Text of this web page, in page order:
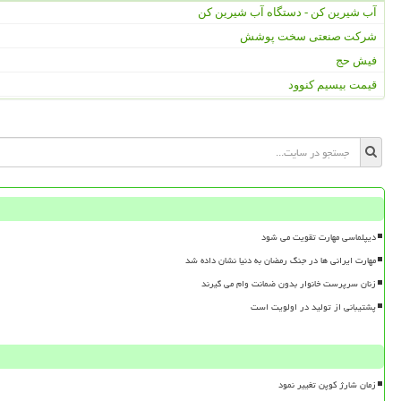
آب شیرین کن - دستگاه آب شیرین کن
شرکت صنعتی سخت پوشش
فیش حج
قیمت بیسیم کنوود
دیپلماسی مهارت تقویت می شود
مهارت ایرانی ها در جنگ رمضان به دنیا نشان داده شد
زنان سرپرست خانوار بدون ضمانت وام می گیرند
پشتیبانی از تولید در اولویت است
زمان شارژ کوپن تغییر نمود